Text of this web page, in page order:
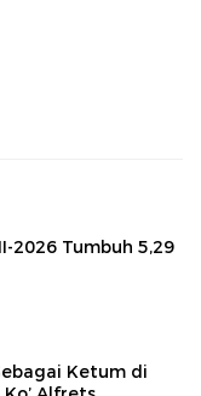
2026 Tumbuh 5,29
Ketum di